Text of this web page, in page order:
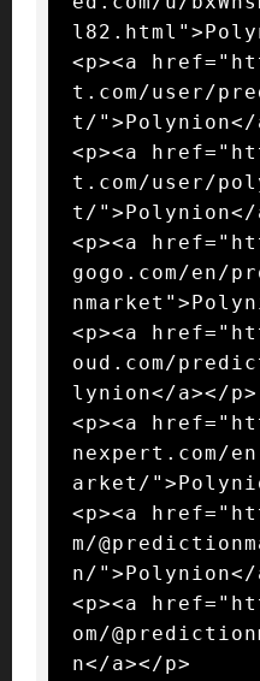
<p><a
t.com/user/
t/">Polynion</
<p><a
t.com/user/
t/">Polynion</
<p><a
gogo.com/
<p><a
oud.com/
lynion</a></p>
<p><a
nexpert.com/
arket/
<p><a
m/
n/">Polynion</
<p><a
om/
n</a></p>